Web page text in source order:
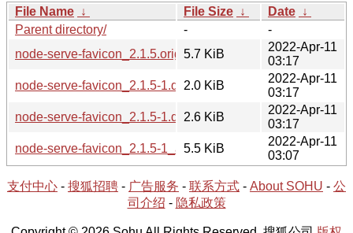
File Name ↓ File Size ↓ Date ↓
Parent directory/
-
-
node-serve-favicon_2.1.5.orig.tar.gz
5.7 KiB
2022-Apr-11
03:17
node-serve-favicon_2.1.5-1.dsc2.0 KiB
2022-Apr-11
03:17
node-serve-favicon_2.1.5-1.debian.tar.xz
2.6 KiB
2022-Apr-11
03:17
node-serve-favicon_2.1.5-1_all.deb
5.5 KiB
2022-Apr-11
03:07
支付中心 - 搜狐招聘 - 广告服务 - 联系方式 - About SOHU - 公
司介绍 - 隐私政策